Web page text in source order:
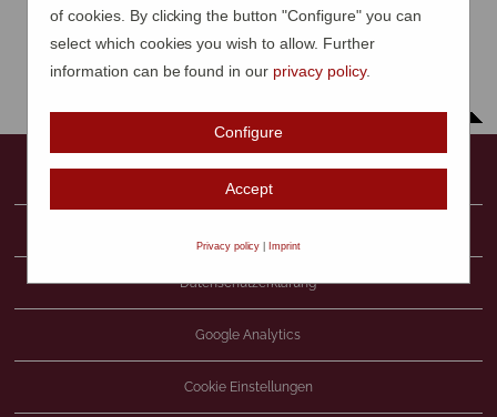
Datenschutzerklärung
Google Analytics
Cookie Einstellungen
of cookies. By clicking the button "Configure" you can
select which cookies you wish to allow. Further
information can be found in our privacy policy.
Configure
Accept
Privacy policy Imprint